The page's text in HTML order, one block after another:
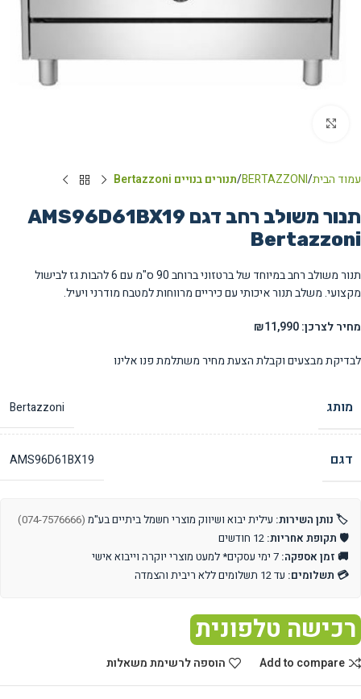
עמוד הבית BERTAZZONI תנורים בנויים Bertazzoni
תנור משולב רחב דגם AMS96D61BX19
Bertazzoni
תנור משולב רחב במיוחד של ברטזוני ברוחב 90 ס"מ עם 6 להבות גז לבישול
מקצועי. משלב תנור איכותי עם כיריים מרווחות למטבח מודרני ויעיל.
מחיר לצרכן: ₪11,990
לבדיקת מבצעים וקבלת הצעת מחיר משתלמת פנו אלינו
מותג Bertazzoni
דגם AMS96D61BX19
🏷️ נותן השירות: עילית יבוא ושיווק מוצרי חשמל ביתיים בע"מ (074-7576666)
🛡️ תקופת אחריות:
🚚 זמן אספקה:
💳 תשלומים: עד 12 תשלומים ללא ריבית והצמדה
רכישה טלפונית
Add to compare הוספה לרשימת משאלות